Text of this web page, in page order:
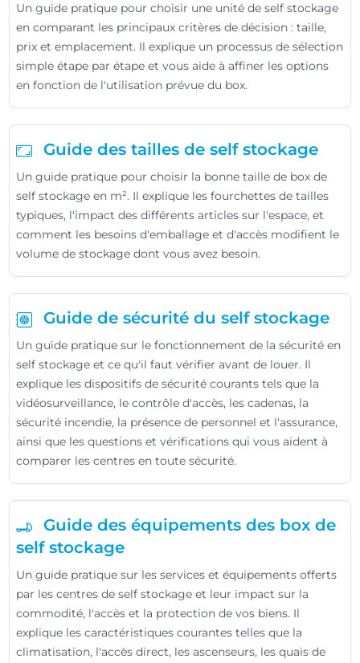
Un guide pratique pour choisir une unité de self stockage
en comparant les principaux critères de décision : taille,
prix et emplacement. Il explique un processus de sélection
simple étape par étape et vous aide à affiner les options
en fonction de l'utilisation prévue du box.
Guide des tailles de self stockage
Un guide pratique pour choisir la bonne taille de box de
self stockage en m². Il explique les fourchettes de tailles
typiques, l'impact des différents articles sur l'espace, et
comment les besoins d'emballage et d'accès modifient le
volume de stockage dont vous avez besoin.
Guide de sécurité du self stockage
Un guide pratique sur le fonctionnement de la sécurité en
self stockage et ce qu'il faut vérifier avant de louer. Il
explique les dispositifs de sécurité courants tels que la
vidéosurveillance, le contrôle d'accès, les cadenas, la
sécurité incendie, la présence de personnel et l'assurance,
ainsi que les questions et vérifications qui vous aident à
comparer les centres en toute sécurité.
Guide des équipements des box de
self stockage
Un guide pratique sur les services et équipements offerts
par les centres de self stockage et leur impact sur la
commodité, l'accès et la protection de vos biens. Il
explique les caractéristiques courantes telles que la
climatisation, l'accès direct, les ascenseurs, les quais de